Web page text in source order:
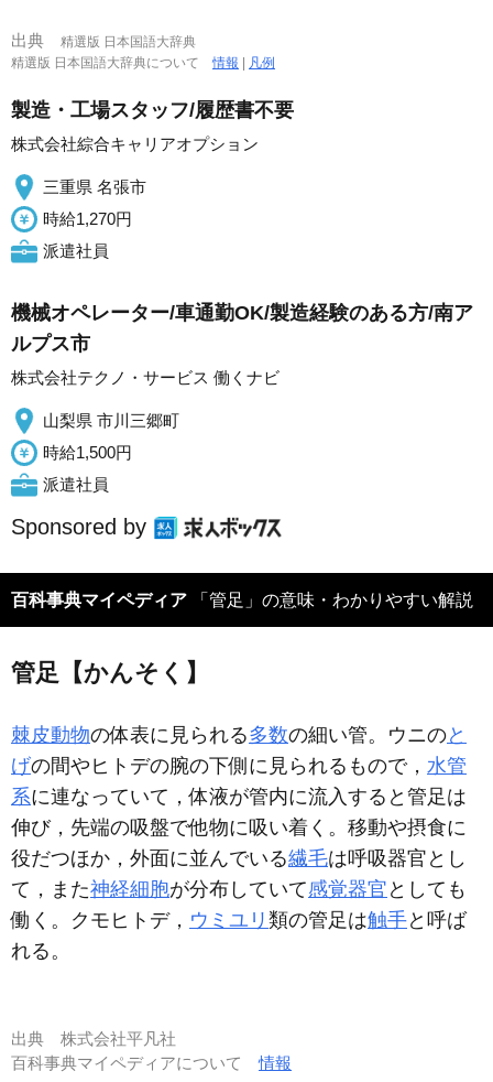
出典
精選版 日本国語大辞典
精選版 日本国語大辞典について情報 凡例
製造・工場スタッフ/履歴書不要
株式会社綜合キャリアオプション
三重県 名張市
時給1,270円
派遣社員
機械オペレーター/車通勤OK/製造経験のある方/南ア
ルプス市
株式会社テクノ・サービス 働くナビ
山梨県 市川三郷町
時給1,500円
派遣社員
Sponsored by
百科事典マイペディア 「管足」の意味・わかりやすい解説
管足【かんそく】
棘皮動物の体表に見られる多数の細い管。ウニのと
げの間やヒトデの腕の下側に見られるもので， 水管
系に連なっていて，体液が管内に流入すると管足は
伸び，先端の吸盤で他物に吸い着く。移動や摂食に
役だつほか，外面に並んでいる繊毛は呼吸器官とし
て，また神経細胞が分布していて感覚器官 としても
働く。クモヒトデ， ウミユリ 類の管足は触手と呼ば
れる。
出典 株式会社平凡社
百科事典マイペディアについて情報